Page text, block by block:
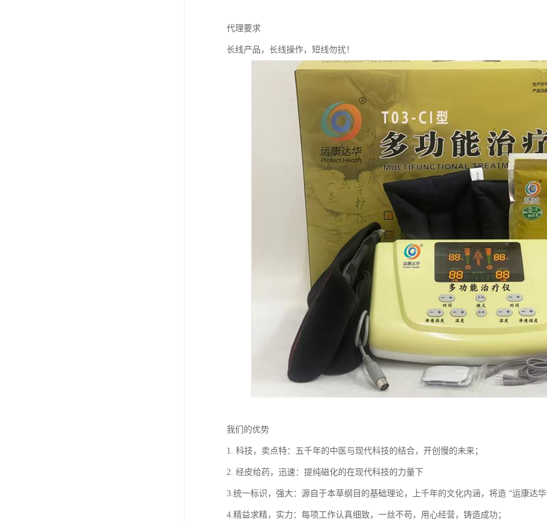
代理要求
长线产品，长线操作，短线勿扰！
我们的优势
1. 科技，卖点特：五千年的中医与现代科技的结合，开创慢的未来；
2. 经皮给药，迅速：提纯磁化的在现代科技的力量下
3.统一标识，强大：源自于本草纲目的基础理论，上千年的文化内涵，将造 “运康达华
4.精益求精，实力：每项工作认真细致，一丝不苟，用心经营，铸造成功；